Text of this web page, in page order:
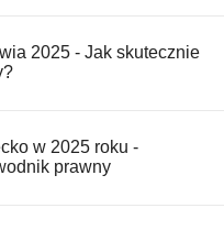
2025 - Jak skutecznie
w 2025 roku -
prawny